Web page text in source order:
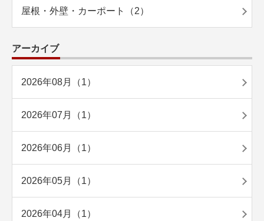
屋根・外壁・カーポート（2）
アーカイブ
2026年08月（1）
2026年07月（1）
2026年06月（1）
2026年05月（1）
2026年04月（1）